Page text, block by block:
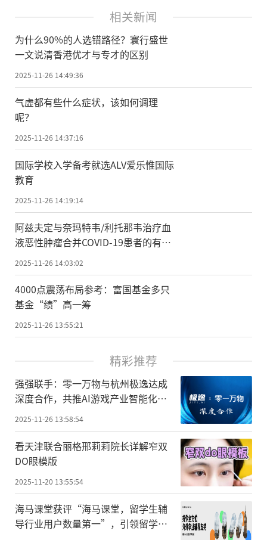
相关新闻
为什么90%的人选错路径？寰行盛世
一文说清香港优才与专才的区别
2025-11-26 14:49:36
气虚都有些什么症状，该如何调理
呢？
2025-11-26 14:37:16
国际学校入学备考就选ALV爱乐惟国际
教育
2025-11-26 14:19:14
阿兹夫定与奈玛特韦/利托那韦治疗血
液恶性肿瘤合并COVID-19患者的有效
2025-11-26 14:03:02
4000点震荡布局参考：富国基金多只
基金“绩”高一筹
2025-11-26 13:55:21
精彩推荐
强强联手：零一万物与杭州极逸达成
深度合作，共推AI游戏产业智能化升
级
2025-11-26 13:58:54
看天津联合丽格邢莉莉院长详解窄双
DO眼模版
2025-11-20 13:55:54
海马课堂获评“海马课堂，留学生辅
导行业用户数量第一”，引领留学生